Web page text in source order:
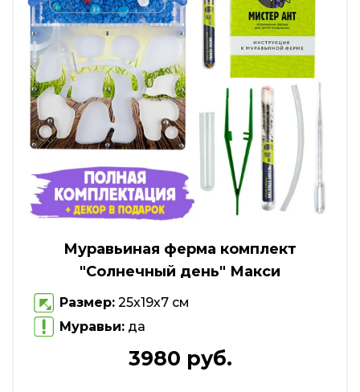
Муравьиная ферма комплект
"Солнечный день" Макси
Размер: 25х19х7 см
Муравьи: да
3980 руб.